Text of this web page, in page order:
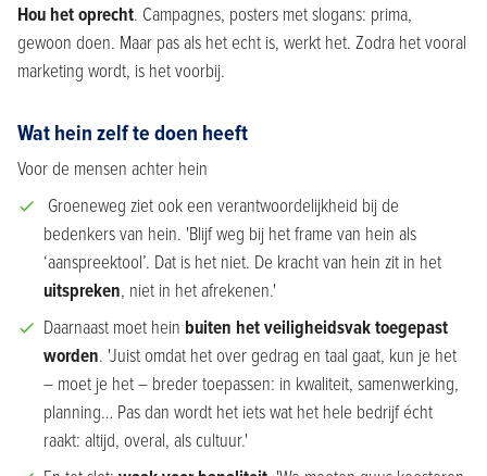
Hou het oprecht. Campagnes, posters met slogans: prima,
gewoon doen. Maar pas als het echt is, werkt het. Zodra het vooral
marketing wordt, is het voorbij.
Wat hein zelf te doen heeft
Voor de mensen achter hein
Groeneweg ziet ook een verantwoordelijkheid bij de
bedenkers van hein. 'Blijf weg bij het frame van hein als
‘aanspreektool’. Dat is het niet. De kracht van hein zit in het
uitspreken, niet in het afrekenen.'
Daarnaast moet hein buiten het veiligheidsvak toegepast
worden. 'Juist omdat het over gedrag en taal gaat, kun je het
– moet je het – breder toepassen: in kwaliteit, samenwerking,
planning… Pas dan wordt het iets wat het hele bedrijf écht
raakt: altijd, overal, als cultuur.'